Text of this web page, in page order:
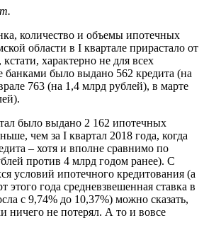
количество и объемы ипотечных
области в I квартале прирастало от
характерно не для всех
банками было выдано 562 кредита (на
763 (на 1,4 млрд рублей), в марте
было выдано 2 162 ипотечных
чем за I квартал 2018 года, когда
– хотя и вполне сравнимо по
против 4 млрд годом ранее). С
условий ипотечного кредитования (а
этого года средневзвешенная ставка в
с 9,74% до 10,37%) можно сказать,
ничего не потерял. А то и вовсе